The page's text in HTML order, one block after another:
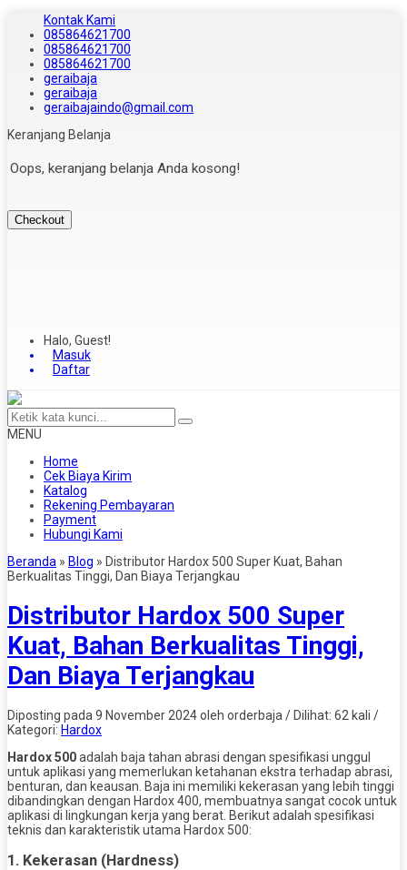
Kontak Kami
085864621700
085864621700
085864621700
geraibaja
geraibaja
geraibajaindo@gmail.com
Keranjang Belanja
Oops, keranjang belanja Anda kosong!
Checkout
Halo, Guest!
Masuk
Daftar
MENU
Home
Cek Biaya Kirim
Katalog
Rekening Pembayaran
Payment
Hubungi Kami
Beranda » Blog » Distributor Hardox 500 Super Kuat, Bahan
Berkualitas Tinggi, Dan Biaya Terjangkau
Distributor Hardox 500 Super
Kuat, Bahan Berkualitas Tinggi,
Dan Biaya Terjangkau
Diposting pada 9 November 2024 oleh orderbaja / Dilihat: 62 kali /
Kategori: Hardox
Hardox 500adalah baja tahan abrasi dengan spesifikasi unggul
untuk aplikasi yang memerlukan ketahanan ekstra terhadap abrasi,
benturan, dan keausan. Baja ini memiliki kekerasan yang lebih tinggi
dibandingkan dengan Hardox 400, membuatnya sangat cocok untuk
aplikasi di lingkungan kerja yang berat. Berikut adalah spesifikasi
teknis dan karakteristik utama Hardox 500:
1. Kekerasan (Hardness)